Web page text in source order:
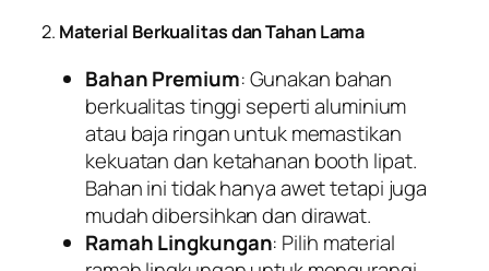
2. Material Berkualitas dan Tahan Lama
Bahan Premium: Gunakan bahan
berkualitas tinggi seperti aluminium
atau baja ringan untuk memastikan
kekuatan dan ketahanan booth lipat.
Bahan ini tidak hanya awet tetapi juga
mudah dibersihkan dan dirawat.
Ramah Lingkungan: Pilih material